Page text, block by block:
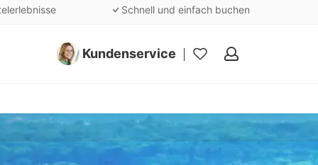
Schnell und einfach buchen
Kundenservice
Meine